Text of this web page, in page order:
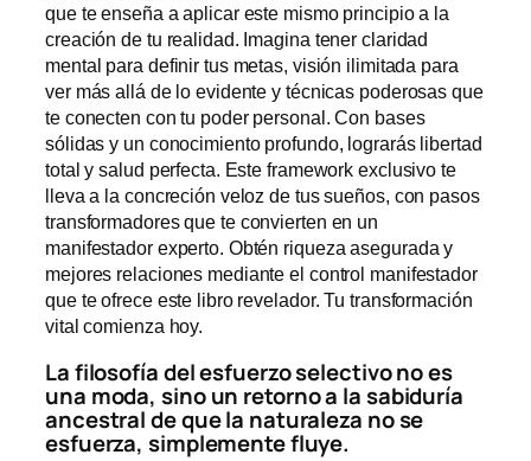
que te enseña a aplicar este mismo principio a la
creación de tu realidad. Imagina tener claridad
mental para definir tus metas, visión ilimitada para
ver más allá de lo evidente y técnicas poderosas que
te conecten con tu poder personal. Con bases
sólidas y un conocimiento profundo, lograrás libertad
total y salud perfecta. Este framework exclusivo te
lleva a la concreción veloz de tus sueños, con pasos
transformadores que te convierten en un
manifestador experto. Obtén riqueza asegurada y
mejores relaciones mediante el control manifestador
que te ofrece este libro revelador. Tu transformación
vital comienza hoy.
La filosofía del esfuerzo selectivo no es
una moda, sino un retorno a la sabiduría
ancestral de que la naturaleza no se
esfuerza, simplemente fluye.